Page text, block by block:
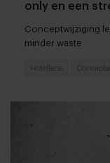
only en een
Conceptwijziging
minder waste
Hotellerie